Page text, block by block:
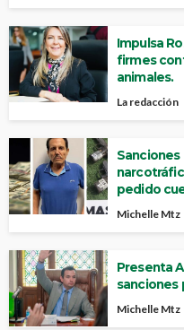
Impulsa
firmes
animales.
La redacción
Sanciones
pedido
Michelle Mtz
Presenta
sanciones
Michelle Mtz